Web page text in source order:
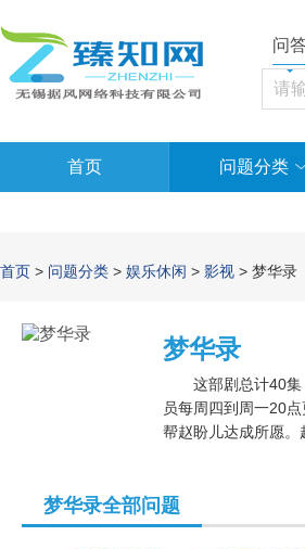
问
首页 问题分类
首页 > 问题分类 > 娱乐休闲 > 影视 > 梦华录
梦华录
这部剧总计40集，
员每周四到周一20
帮赵盼儿达成所愿
梦华录全部问题